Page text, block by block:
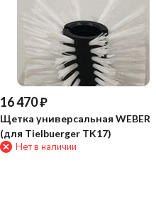
16 470₽
Щетка универсальная WEBER
(для Tielbuerger TK17)
Нет в наличии